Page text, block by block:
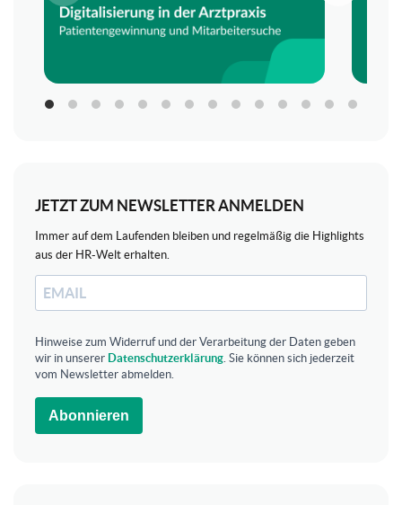
JETZT ZUM NEWSLETTER ANMELDEN
Immer auf dem Laufenden bleiben und regelmäßig die Highlights
aus der HR-Welt erhalten.
Hinweise zum Widerruf und der Verarbeitung der Daten geben
wir in unserer Datenschutzerklärung . Sie können sich jederzeit
vom Newsletter abmelden.
Abonnieren